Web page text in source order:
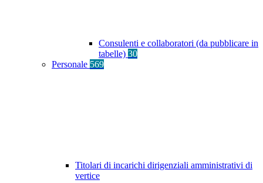
Consulenti e collaboratori (da pubblicare in
tabelle) 30
Personale 569
Titolari di incarichi dirigenziali amministrativi di
vertice